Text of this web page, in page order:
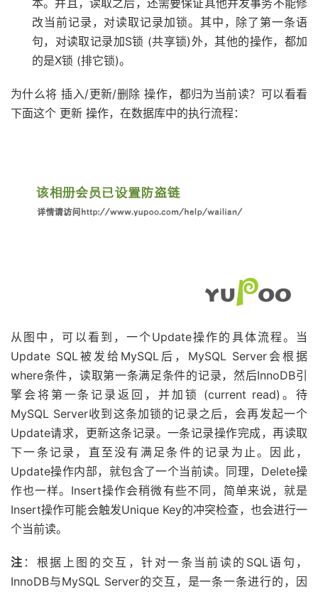
本。并且，读取之后，还需要保证其他并发事务不能修
改当前记录，对读取记录加锁。其中，除了第一条语
句，对读取记录加S锁 (共享锁)外，其他的操作，都加
的是X锁 (排它锁)。
为什么将 插入/更新/删除 操作，都归为当前读？可以看看
下面这个 更新 操作，在数据库中的执行流程：
从图中，可以看到，一个Update操作的具体流程。当
Update SQL被发给MySQL后，MySQL Server会根据
where条件，读取第一条满足条件的记录，然后InnoDB引
擎会将第一条记录返回，并加锁 (current read)。待
MySQL Server收到这条加锁的记录之后，会再发起一个
Update请求，更新这条记录。一条记录操作完成，再读取
下一条记录，直至没有满足条件的记录为止。因此，
Update操作内部，就包含了一个当前读。同理，Delete操
作也一样。Insert操作会稍微有些不同，简单来说，就是
Insert操作可能会触发Unique Key的冲突检查，也会进行一
个当前读。
注 ：根据上图的交互，针对一条当前读的SQL语句，
InnoDB与MySQL Server的交互，是一条一条进行的，因